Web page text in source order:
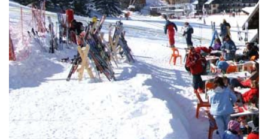
son espace !”
?
ET